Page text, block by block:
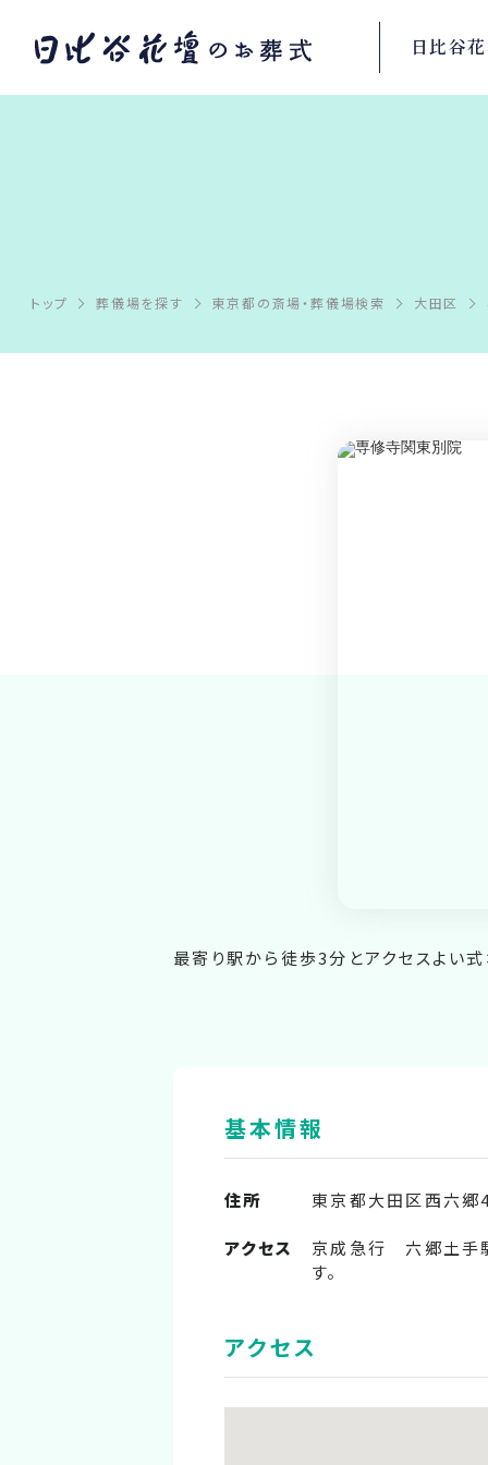
日比谷
トップ 葬儀場を探す 東京都の斎場・葬儀場検索 大田区
最寄り駅から徒歩3分とアクセスよい
基本情報
住所 東京都大田区西六
アクセス
京成急行 六郷土手
す。
アクセス